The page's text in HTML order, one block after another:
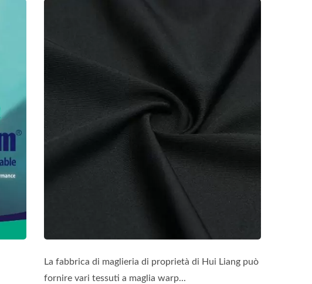
La fabbrica di maglieria di proprietà di Hui Liang può
fornire vari tessuti a maglia warp...